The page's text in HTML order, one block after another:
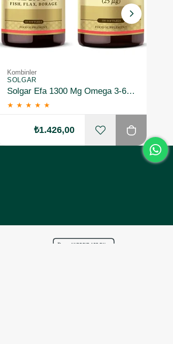
Kombinler
SOLGAR
Solgar Efa 1300 Mg Omega 3-6-9 60 Softgel+ Vitamin D3 1000 Iu 100 Tablet
★ ★ ★ ★ ★
₺1.426,00